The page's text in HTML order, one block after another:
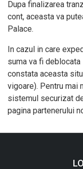
Dupa finalizarea
cont, aceasta va
Palace.
In cazul in care
suma va fi
constata aceasta
vigoare). Pentru mai
sistemul securizat
pagina partenerului